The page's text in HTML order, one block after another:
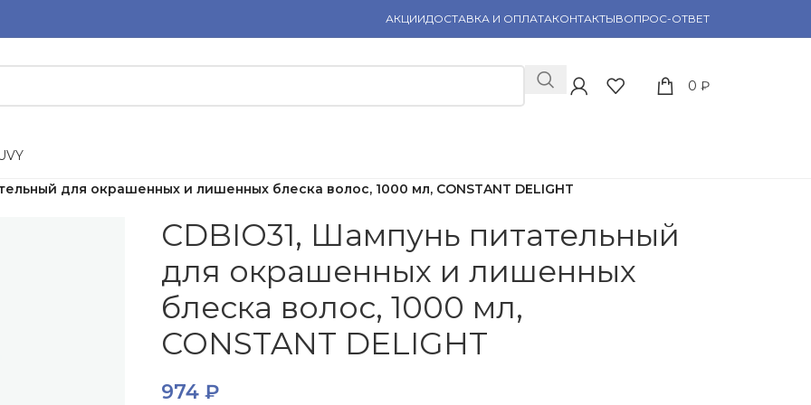
АКЦИИДОСТАВКА И ОПЛАТАКОНТАКТЫВОПРОС-ОТВЕТ
0 ₽
VY
для окрашенных и лишенных блеска волос, 1000 мл, CONSTANT DELIGHT
CDBIO31, Шампунь питательный
для окрашенных и лишенных
блеска волос, 1000 мл,
CONSTANT DELIGHT
974 ₽